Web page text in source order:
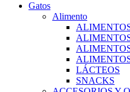
Gatos
Alimento
LÁCTEOS
SNACKS